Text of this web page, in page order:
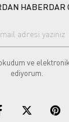
HABERDAR
ve
ediyorum.